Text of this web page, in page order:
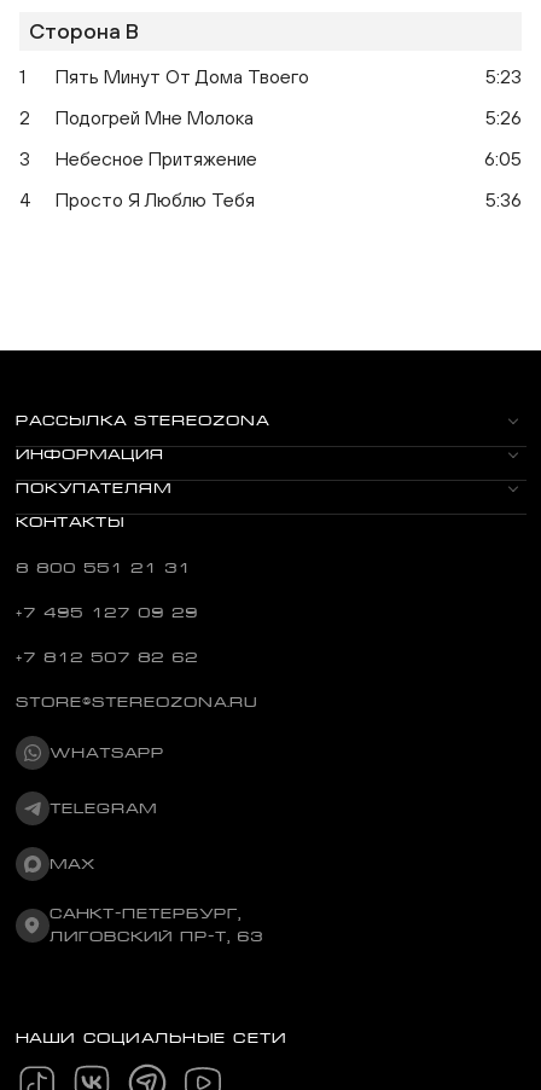
Сторона B
1 Пять Минут От Дома Твоего
5:23
2
Подогрей Мне Молока
5:26
3
Небесное Притяжение
6:05
4
Просто Я Люблю Тебя 5:36
РАССЫЛКА STEREOZONA
ИНФОРМАЦИЯ
ПОКУПАТЕЛЯМ
КОНТАКТЫ
8 800 551 21 31
+7 495 127 09 29
+7 812 507 82 62
STORE@STEREOZONA.RU
WHATSAPP
TELEGRAM
MAX
САНКТ-ПЕТЕРБУРГ,
ЛИГОВСКИЙ ПР-Т, 63
НАШИ СОЦИАЛЬНЫЕ СЕТИ